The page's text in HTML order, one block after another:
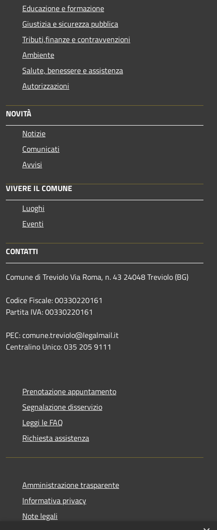
Educazione e formazione
Giustizia e sicurezza pubblica
Tributi,finanze e contravvenzioni
Ambiente
Salute, benessere e assistenza
Autorizzazioni
NOVITÀ
Notizie
Comunicati
Avvisi
VIVERE IL COMUNE
Luoghi
Eventi
CONTATTI
Comune di Treviolo Via Roma, n. 43 24048 Treviolo (BG)
Codice Fiscale: 00330220161
Partita IVA: 00330220161
PEC: comune.treviolo@legalmail.it
Centralino Unico:035 205 9111
Prenotazione appuntamento
Segnalazione disservizio
Leggi le FAQ
Richiesta assistenza
Amministrazione trasparente
Informativa privacy
Note legali